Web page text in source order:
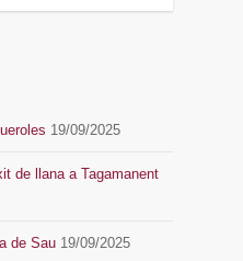
19/09/2025
de llana a Tagamanent
de Sau 19/09/2025